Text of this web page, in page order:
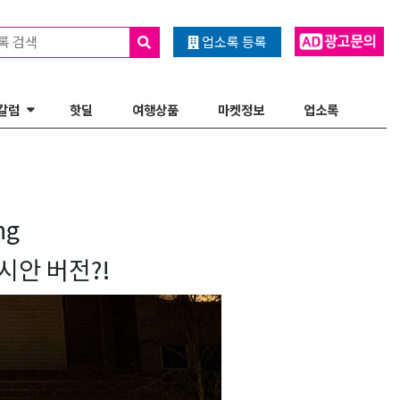
업소록 등록
검색
럼 핫딜 여행상품 마켓정보 업소록
안 버전?!